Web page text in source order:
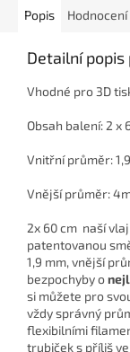
Popis Hodnocení
Detailní popis
Vhodné pro 3D
Obsah balení: 2 x
Vnitřní průměr:
Vnější průměr:
2x 60 cm naší
patentovanou
1,9 mm, vnější
bezpochyby o
si můžete pro
vždy správný
flexibilními
trubiček s příliš